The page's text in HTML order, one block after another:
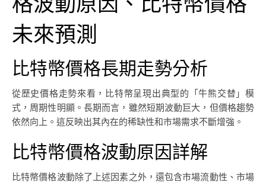
未來預測
比特幣價格長期走勢分析
從歷史價格走勢來看，比特幣呈現出典型的「牛熊交替」模
式，周期性明顯。長期而言，雖然短期波動巨大，但價格趨勢
依然向上。這反映出其內在的稀缺性和市場需求不斷增強。
比特幣價格波動原因詳解
比特幣價格波動除了上述因素之外，還包含市場流動性、市場